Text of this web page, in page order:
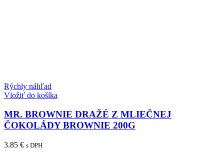
Rýchly náhľad
Vložiť do košíka
MR. BROWNIE DRAŽÉ Z MLIEČNEJ
ČOKOLÁDY BROWNIE 200G
3.85 € s DPH